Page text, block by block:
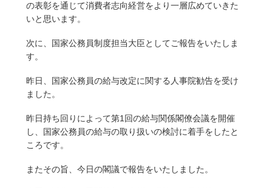
の表彰を通じて消費者志向経営をより一層広めていきた
いと思います。
次に、国家公務員制度担当大臣としてご報告をいたしま
す。
昨日、国家公務員の給与改定に関する人事院勧告を受け
ました。
昨日持ち回りによって第1回の給与関係閣僚会議を開催
し、国家公務員の給与の取り扱いの検討に着手をしたと
ころです。
またその旨、今日の閣議で報告をいたしました。